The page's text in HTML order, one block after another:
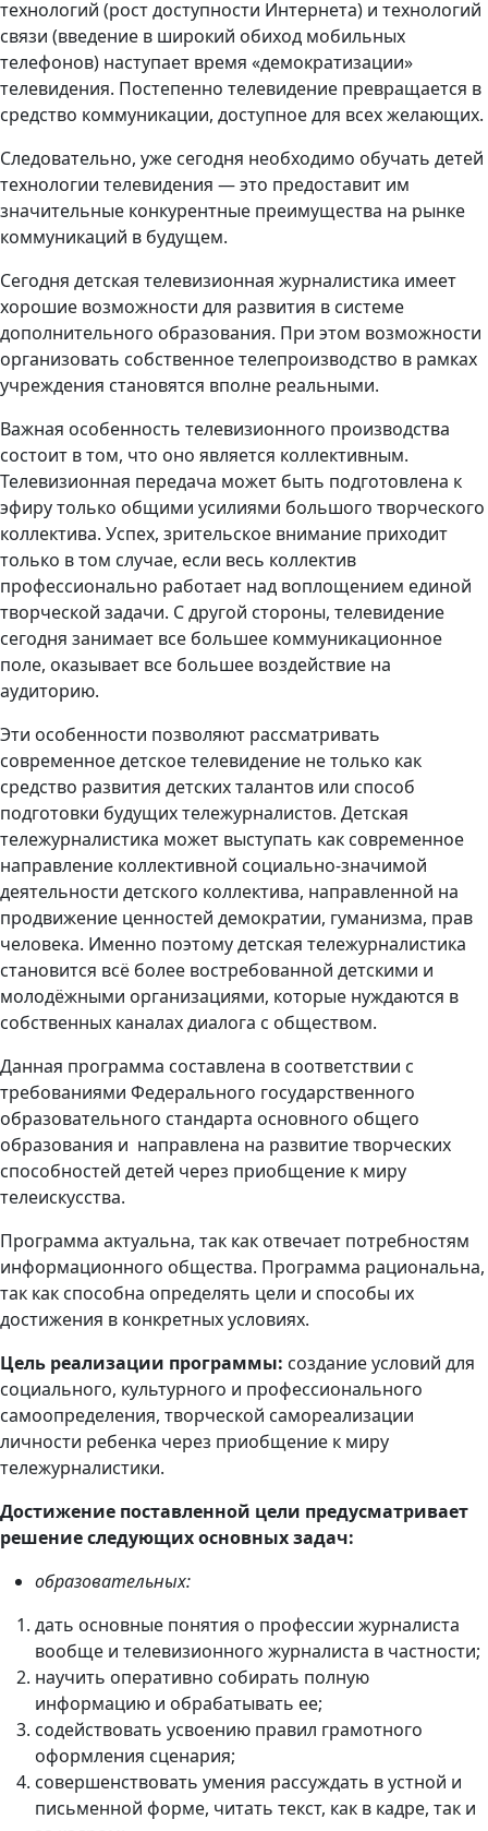
технологий (рост доступности Интернета) и технологий
связи (введение в широкий обиход мобильных
телефонов) наступает время «демократизации»
телевидения. Постепенно телевидение превращается в
средство коммуникации, доступное для всех желающих.
Следовательно, уже сегодня необходимо обучать детей
технологии телевидения — это предоставит им
значительные конкурентные преимущества на рынке
коммуникаций в будущем.
Сегодня детская телевизионная журналистика имеет
хорошие возможности для развития в системе
дополнительного образования. При этом возможности
организовать собственное телепроизводство в рамках
учреждения становятся вполне реальными.
Важная особенность телевизионного производства
состоит в том, что оно является коллективным.
Телевизионная передача может быть подготовлена к
эфиру только общими усилиями большого творческого
коллектива. Успех, зрительское внимание приходит
только в том случае, если весь коллектив
профессионально работает над воплощением единой
творческой задачи. С другой стороны, телевидение
сегодня занимает все большее коммуникационное
поле, оказывает все большее воздействие на
аудиторию.
Эти особенности позволяют рассматривать
современное детское телевидение не только как
средство развития детских талантов или способ
подготовки будущих тележурналистов. Детская
тележурналистика может выступать как современное
направление коллективной социально-значимой
деятельности детского коллектива, направленной на
продвижение ценностей демократии, гуманизма, прав
человека. Именно поэтому детская тележурналистика
становится всё более востребованной детскими и
молодёжными организациями, которые нуждаются в
собственных каналах диалога с обществом.
Данная программа составлена в соответствии с
требованиями Федерального государственного
образовательного стандарта основного общего
образования и направлена на развитие творческих
способностей детей через приобщение к миру
телеискусства.
Программа актуальна, так как отвечает потребностям
информационного общества. Программа рациональна,
так как способна определять цели и способы их
достижения в конкретных условиях.
Цель реализации программы: создание условий для
социального, культурного и профессионального
самоопределения, творческой самореализации
личности ребенка через приобщение к миру
тележурналистики.
Достижение поставленной цели предусматривает
решение следующих основных задач:
образовательных:
дать основные понятия о профессии журналиста
вообще и телевизионного журналиста в частности;
научить оперативно собирать полную
информацию и обрабатывать ее;
содействовать усвоению правил грамотного
оформления сценария;
совершенствовать умения рассуждать в устной и
письменной форме, читать текст, как в кадре, так и